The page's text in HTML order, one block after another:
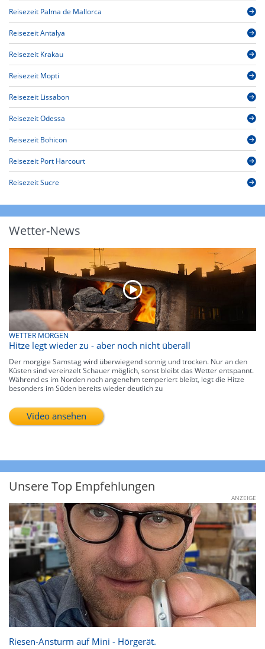
Reisezeit Palma de Mallorca
Reisezeit Antalya
Reisezeit Krakau
Reisezeit Mopti
Reisezeit Lissabon
Reisezeit Odessa
Reisezeit Bohicon
Reisezeit Port Harcourt
Reisezeit Sucre
Wetter-News
WETTER MORGEN
Hitze legt wieder zu - aber noch nicht überall
Der morgige Samstag wird überwiegend sonnig und trocken. Nur an den
Küsten sind vereinzelt Schauer möglich, sonst bleibt das Wetter entspannt.
Während es im Norden noch angenehm temperiert bleibt, legt die Hitze
besonders im Süden bereits wieder deutlich zu
Video ansehen
Unsere Top Empfehlungen
ANZEIGE
Riesen-Ansturm auf Mini - Hörgerät.